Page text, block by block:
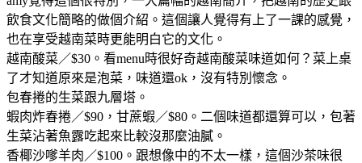
飲食文化簡略的做個介紹。這個讓人覺得有上了一課的感覺，
也在享受越南菜時更能明白它的文化。
越南酸菜／$30。看menu時很好奇越南酸菜味道如何？菜上桌
了才知道原來是泡菜，味道還ok，沒有特別懷念。
包春捲的生菜跟九層塔。
蝦肉炸春捲／$90，甘蔗蝦／$80。二個味道都還算可以，包著
生菜沾著魚露吃起來比較沒那麼油膩。
香椰沙嗲羊肉／$100。跟想像中的不太一樣，這個沙茶味很